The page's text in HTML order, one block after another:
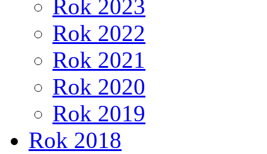
Rok 2023
Rok 2022
Rok 2021
Rok 2020
Rok 2019
Rok 2018